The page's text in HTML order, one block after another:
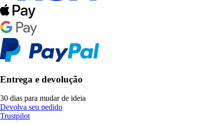
Entrega e devolução
30 dias para mudar de ideia
Devolva seu pedido
Trustpilot